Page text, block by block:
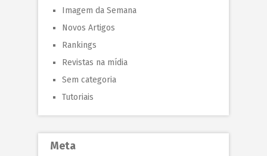
Imagem da Semana
Novos Artigos
Rankings
Revistas na mídia
Sem categoria
Tutoriais
Meta